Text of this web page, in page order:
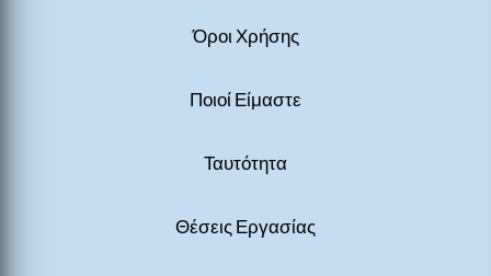
Όροι Χρήσης
Ποιοί Είμαστε
Ταυτότητα
Θέσεις Εργασίας